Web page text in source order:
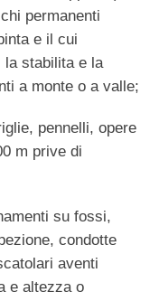
permanenti
e il cui
la stabilita e la
a monte o a valle;
pennelli, opere
m prive di
su fossi,
condotte
aventi
e altezza o